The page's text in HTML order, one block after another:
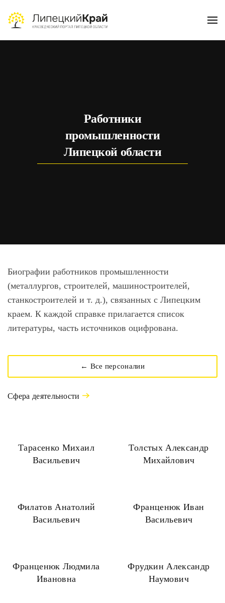
Skip to main content
Работники
промышленности
Липецкой области
Биографии работников промышленности
(металлургов, строителей, машиностроителей,
станкостроителей и т. д.), связанных с Липецким
краем. К каждой справке прилагается список
литературы, часть источников оцифрована.
← Все персоналии
Сфера деятельности
Тарасенко Михаил
Васильевич
Толстых Александр
Михайлович
Филатов Анатолий
Васильевич
Франценюк Иван
Васильевич
Франценюк Людмила
Ивановна
Фрудкин Александр
Наумович